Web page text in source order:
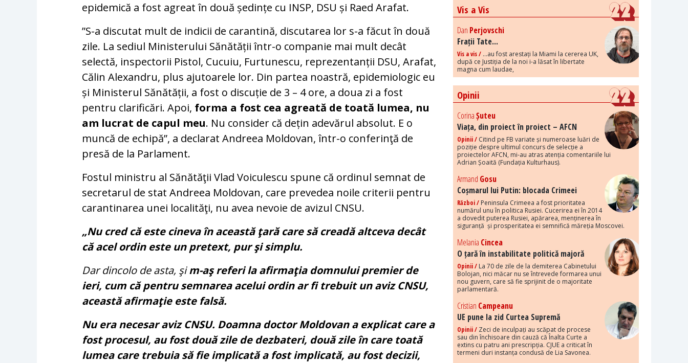
epidemică a fost agreat în două ședințe cu INSP, DSU și Raed Arafat.
”S-a discutat mult de indicii de carantină, discutarea lor s-a făcut în două
zile. La sediul Ministerului Sănătății într-o companie mai mult decât
selectă, inspectorii Pistol, Cucuiu, Furtunescu, reprezentanții DSU, Arafat,
Călin Alexandru, plus ajutoarele lor. Din partea noastră, epidemiologic eu
și Ministerul Sănătății, a fost o discuție de 3 – 4 ore, a doua zi a fost
pentru clarificări. Apoi, forma a fost cea agreată de toată lumea, nu
am lucrat de capul meu. Nu consider că dețin adevărul absolut. E o
muncă de echipă”, a declarat Andreea Moldovan, într-o conferinţă de
presă de la Parlament.
Fostul ministru al Sănătăţii Vlad Voiculescu spune că ordinul semnat de
secretarul de stat Andreea Moldovan, care prevedea noile criterii pentru
carantinarea unei localităţi, nu avea nevoie de avizul CNSU.
„Nu cred că este cineva în această ţară care să creadă altceva decât
că acel ordin este un pretext, pur şi simplu.
Dar dincolo de asta, şim-aş referi la afirmaţia domnului premier de
ieri, cum că pentru semnarea acelui ordin ar fi trebuit un aviz CNSU,
această afirmaţie este falsă.
Nu era necesar aviz CNSU. Doamna doctor Moldovan a explicat care a
fost procesul, au fost două zile de dezbateri, două zile în care toată
lumea care trebuia să fie implicată a fost implicată, au fost decizii,
Vis a Vis
Dan Perjovschi
Frații Tate...
Vis a vis / ...au fost arestați la Miami la cererea UK,
după ce Justiția de la noi i-a lăsat în libertate
magna cum laudae,
Opinii
CorinaȘuteu
Viața, din proiect în proiect – AFCN
Opinii / Citind pe FB variate și numeroase luări de
poziție despre ultimul concurs de selecție a
proiectelor AFCN, mi-au atras atenția comentariile lui
Adrian Șoaită (Fundația Kulturhaus).
Armand Gosu
Coșmarul lui Putin: blocada Crimeei
Război / Peninsula Crimeea a fost prioritatea
numărul unu în politica Rusiei. Cucerirea ei în 2014
a dovedit puterea Rusiei, apărarea, menținerea în
siguranță și prosperitatea ei semnifică măreția Moscovei.
Melania Cincea
O țară în instabilitate politică majoră
Opinii / La 70 de zile de la demiterea Cabinetului
Bolojan, nici măcar nu se întrevede formarea unui
nou guvern, care să fie sprijinit de o majoritate
parlamentară.
Cristian Campeanu
UE pune la zid Curtea Supremă
Opinii / Zeci de inculpați au scăpat de procese
sau din închisoare din cauză că Înalta Curte a
extins cu patru ani prescripția. CJUE a criticat în
termeni duri instanța condusă de Lia Savonea.